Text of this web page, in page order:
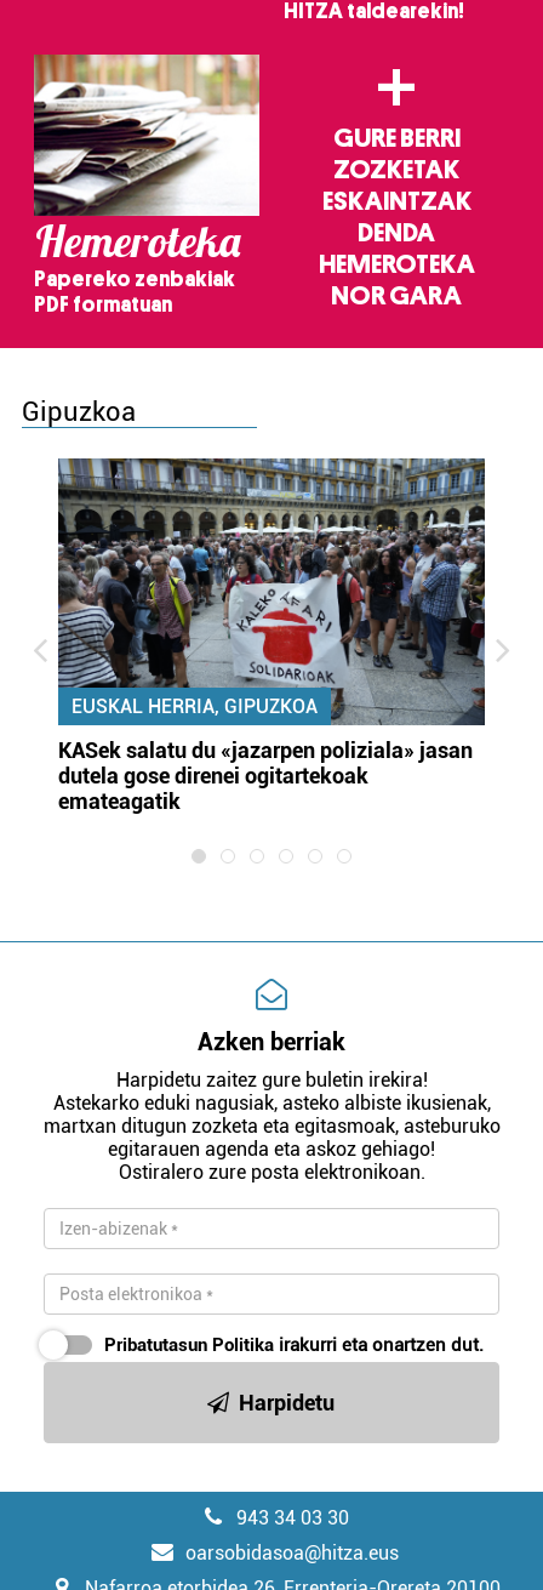
HITZA taldearekin!
Hemeroteka
Papereko zenbakiak
PDF formatuan
+
GURE BERRI
ZOZKETAK
ESKAINTZAK
DENDA
HEMEROTEKA
NOR GARA
Gipuzkoa
EUSKAL HERRIA, GIPUZKOA
KASek salatu du «jazarpen poliziala» jasan
dutela gose direnei ogitartekoak
emateagatik
Azken berriak
Harpidetu zaitez gure buletin irekira!
Astekarko eduki nagusiak, asteko albiste ikusienak,
martxan ditugun zozketa eta egitasmoak, asteburuko
egitarauen agenda eta askoz gehiago!
Ostiralero zure posta elektronikoan.
Pribatutasun Politika irakurri eta onartzen dut.
Harpidetu
943 34 03 30
oarsobidasoa@hitza.eus